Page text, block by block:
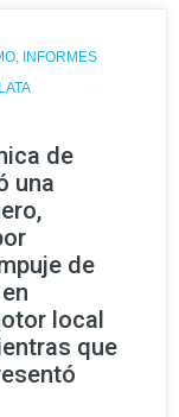
, INFORMES
de
una
de
local
que